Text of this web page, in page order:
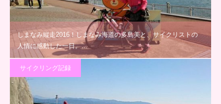
しまなみ縦走2016！しまなみ海道の多島美と、サイクリストの
人情に感動した一日。…
サイクリング記録